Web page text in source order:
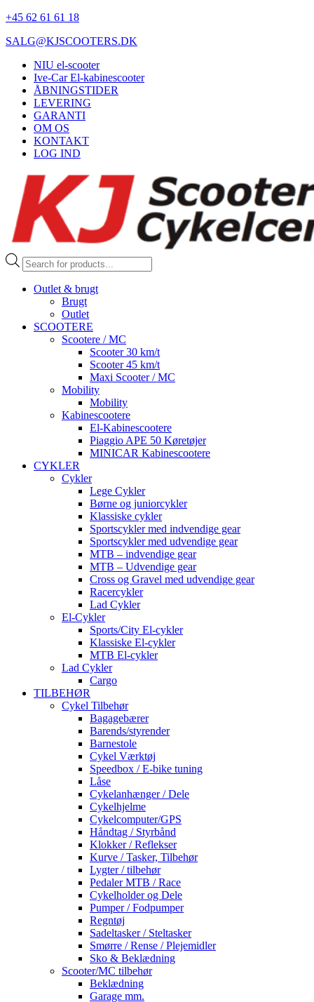
+45 62 61 61 18
SALG@KJSCOOTERS.DK
NIU el-scooter
Ive-Car El-kabinescooter
ÅBNINGSTIDER
LEVERING
GARANTI
OM OS
KONTAKT
LOG IND
Products
search
Outlet & brugt
Brugt
Outlet
SCOOTERE
Scootere / MC
Scooter 30 km/t
Scooter 45 km/t
Maxi Scooter / MC
Mobility
Mobility
Kabinescootere
El-Kabinescootere
Piaggio APE 50 Køretøjer
MINICAR Kabinescootere
CYKLER
Cykler
Lege Cykler
Børne og juniorcykler
Klassiske cykler
Sportscykler med indvendige gear
Sportscykler med udvendige gear
MTB – indvendige gear
MTB – Udvendige gear
Cross og Gravel med udvendige gear
Racercykler
Lad Cykler
El-Cykler
Sports/City El-cykler
Klassiske El-cykler
MTB El-cykler
Lad Cykler
Cargo
TILBEHØR
Cykel Tilbehør
Bagagebærer
Barends/styrender
Barnestole
Cykel Værktøj
Speedbox / E-bike tuning
Låse
Cykelanhænger / Dele
Cykelhjelme
Cykelcomputer/GPS
Håndtag / Styrbånd
Klokker / Reflekser
Kurve / Tasker, Tilbehør
Lygter / tilbehør
Pedaler MTB / Race
Cykelholder og Dele
Pumper / Fodpumper
Regntøj
Sadeltasker / Steltasker
Smørre / Rense / Plejemidler
Sko & Beklædning
Scooter/MC tilbehør
Beklædning
Garage mm.